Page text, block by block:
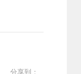
分享到：